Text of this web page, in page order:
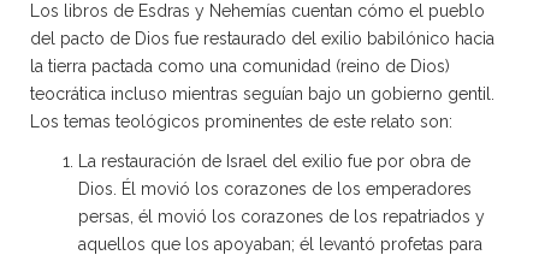
Los libros de Esdras y Nehemías cuentan cómo el pueblo
del pacto de Dios fue restaurado del exilio babilónico hacia
la tierra pactada como una comunidad (reino de Dios)
teocrática incluso mientras seguían bajo un gobierno gentil.
Los temas teológicos prominentes de este relato son:
La restauración de Israel del exilio fue por obra de
Dios. Él movió los corazones de los emperadores
persas, él movió los corazones de los repatriados y
aquellos que los apoyaban; él levantó profetas para